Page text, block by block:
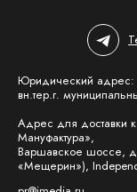
Юридический адрес:
вн.тер.г.
Адрес для доставки
Мануфактура»,
Варшавское шоссе,
«Мещерин»),